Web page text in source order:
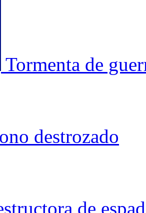
Tormenta de
destrozado
de